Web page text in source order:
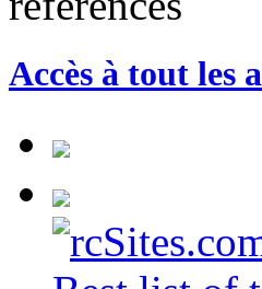
Accès à tout les